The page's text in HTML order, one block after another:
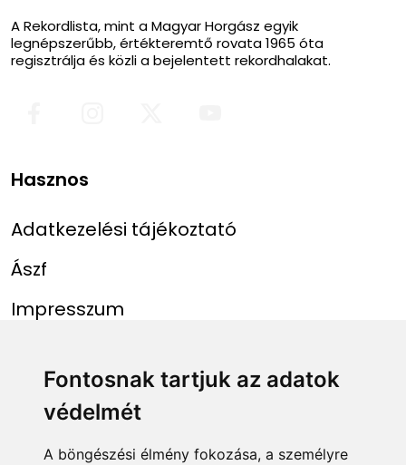
Fontosnak tartjuk az adatok
védelmét
A böngészési élmény fokozása, a személyre
A Rekordlista, mint a Magyar Horgász egyik
legnépszerűbb, értékteremtő rovata 1965 óta
regisztrálja és közli a bejelentett rekordhalakat.
Hasznos
Adatkezelési tájékoztató
Ászf
Impresszum
Menü
Főoldal
Rekordlista
Linkek
mohosz.hu